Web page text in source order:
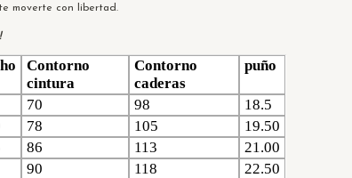
moverte con libertad.
Contorno
cintura
Contorno
caderas
puño
70 98
18.5
78 105
19.50
86 113
21.00
90 118 22.50